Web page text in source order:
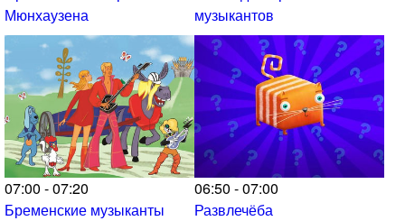
Мюнхаузена
музыкантов
07:00 - 07:20
Бременские музыканты
06:50 - 07:00
Развлечёба